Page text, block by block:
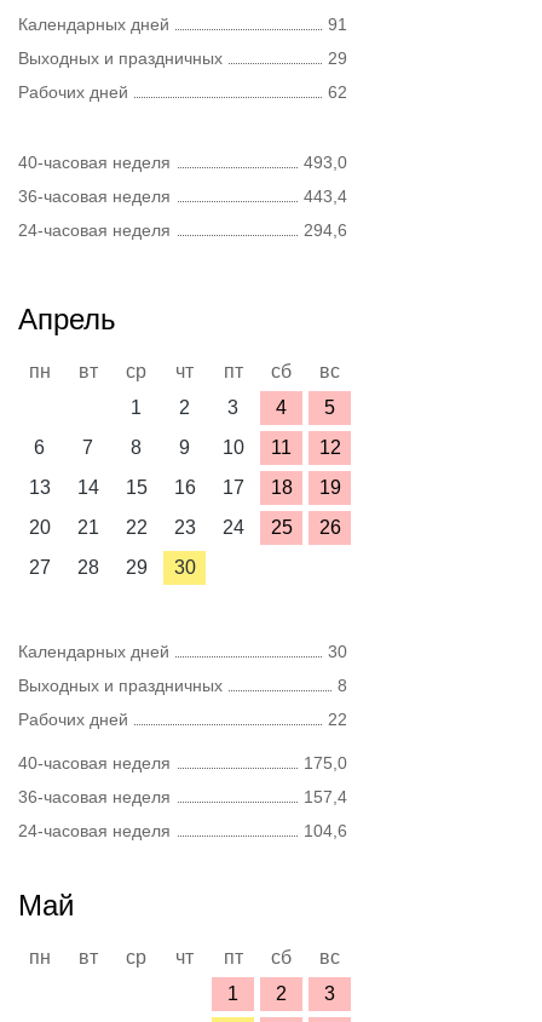
Календарных дней
91
Выходных и праздничных
29
Рабочих дней
62
40-часовая неделя
493,0
36-часовая неделя
443,4
24-часовая неделя
294,6
Апрель
пн вт ср чт пт сб
вс
1
2 3 4
5
6
7 8 9 10 11
12
13
14 15 16 17 18
19
20
21 22 23 24 25
26
27
28 29 30
Календарных дней
30
Выходных и праздничных
8
Рабочих дней
22
40-часовая неделя
175,0
36-часовая неделя
157,4
24-часовая неделя
104,6
Май
пн вт ср чт пт сб
вс
1
2
3